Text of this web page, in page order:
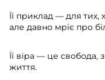
Її приклад — для тих,
але давно мріє про
Її віра — це свобода,
життя.